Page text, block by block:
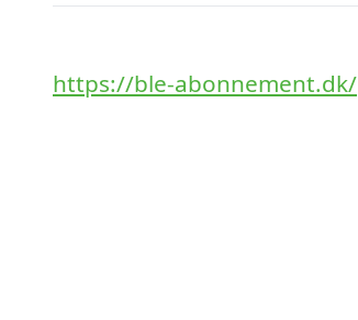
https://ble-abonnement.dk/